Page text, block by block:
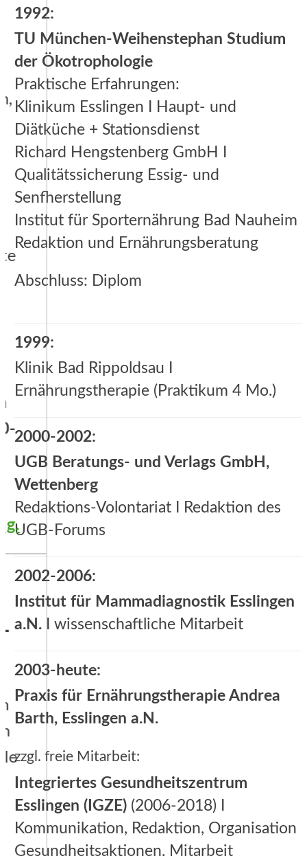
1992:
TU München-Weihenstephan Studium
der Ökotrophologie
Praktische Erfahrungen:
Klinikum Esslingen I Haupt- und
Diätküche + Stationsdienst
Richard Hengstenberg GmbH I
Qualitätssicherung Essig- und
Senfherstellung
Institut für Sporternährung Bad Nauheim I
Redaktion und Ernährungsberatung
Abschluss: Diplom
1999:
Klinik Bad Rippoldsau I
Ernährungstherapie (Praktikum 4 Mo.)
2000-2002:
UGB Beratungs- und Verlags GmbH,
Wettenberg
Redaktions-Volontariat I Redaktion des
UGB-Forums
2002-2006:
Institut für Mammadiagnostik Esslingen
a.N. I wissenschaftliche Mitarbeit
2003-heute:
Praxis für Ernährungstherapie Andrea
Barth, Esslingen a.N.
zzgl. freie Mitarbeit:
Integriertes Gesundheitszentrum
Esslingen (IGZE) (2006-2018) I
Kommunikation, Redaktion, Organisation
Gesundheitsaktionen, Mitarbeit